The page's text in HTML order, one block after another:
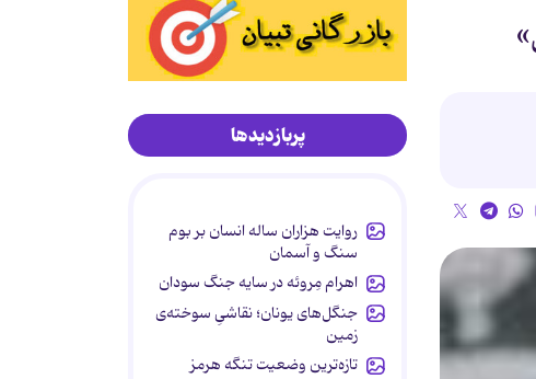
پربازدیدها
روایت هزاران ساله انسان بر بوم
سنگ و آسمان
اهرام مِروئه در سایه جنگ سودان
جنگل‌های یونان؛ نقاشیِ سوخته‌ی
زمین
تازه‌ترین وضعیت تنگه هرمز